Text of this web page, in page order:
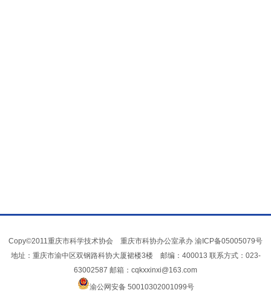
Copy©2011重庆市科学技术协会 重庆市科协办公室承办 渝ICP备05005079号
地址：重庆市渝中区双钢路科协大厦裙楼3楼 邮编：400013 联系方式：023-
63002587 邮箱：cqkxxinxi@163.com
渝公网安备 50010302001099号